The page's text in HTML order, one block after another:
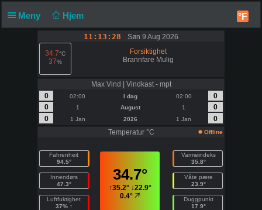
Meny Hjem °F
11:13:29
Søn 9 Aug 2026
34.7°C
37%
Forsiktighet
Brannfare Mulig
Max Vind | Vindkast - mpt
0
02:00 I dag 02:00
0
0
1 August 1
0
0
1 Jan 2026 1 Jan
0
Temperatur °C
Offline
Fahrenheit
94.5°
Innendørs
47.3°
Luftfuktighet
37% ↑
34.7°
↑35.2°↓22.9°
0.4°
Varmeindeks
35.8°
Våte pære
23.9°
Duggpunkt
17.9°
Melding Søndag 11:13
35.8°C